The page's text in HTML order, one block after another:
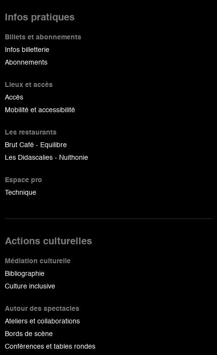
Infos pratiques
Billets et abonnements
Infos billetterie
Abonnements
Lieux et accès
Accès
Mobilité et accessibilité
Les restaurants
Brut Café - Equilibre
Les Didascalies - Nuithonie
Espace pro
Technique
Actions culturelles
Médiation culturelle
Bibliographie
Culture inclusive
Autour des spectacles
Ateliers et collaborations
Bords de scène
Conférences et tables rondes